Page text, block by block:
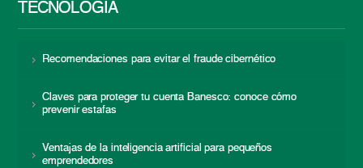
TECNOLOGÍA
Recomendaciones para evitar el fraude cibernético
Claves para proteger tu cuenta Banesco: conoce cómo
prevenir estafas
Ventajas de la inteligencia artificial para pequeños
emprendedores